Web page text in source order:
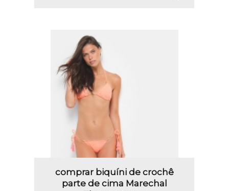
comprar biquíni de crochê
parte de cima Marechal